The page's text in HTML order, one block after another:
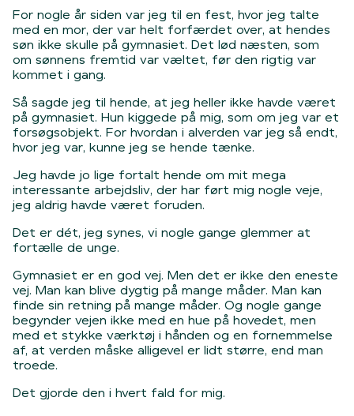
For nogle år siden var jeg til en fest, hvor jeg talte
med en mor, der var helt forfærdet over, at hendes
søn ikke skulle på gymnasiet. Det lød næsten, som
om sønnens fremtid var væltet, før den rigtig var
kommet i gang.
Så sagde jeg til hende, at jeg heller ikke havde været
på gymnasiet. Hun kiggede på mig, som om jeg var et
forsøgsobjekt. For hvordan i alverden var jeg så endt,
hvor jeg var, kunne jeg se hende tænke.
Jeg havde jo lige fortalt hende om mit mega
interessante arbejdsliv, der har ført mig nogle veje,
jeg aldrig havde været foruden.
Det er dét, jeg synes, vi nogle gange glemmer at
fortælle de unge.
Gymnasiet er en god vej. Men det er ikke den eneste
vej. Man kan blive dygtig på mange måder. Man kan
finde sin retning på mange måder. Og nogle gange
begynder vejen ikke med en hue på hovedet, men
med et stykke værktøj i hånden og en fornemmelse
af, at verden måske alligevel er lidt større, end man
troede.
Det gjorde den i hvert fald for mig.